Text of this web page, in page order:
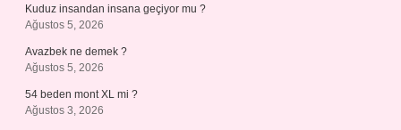
Kuduz insandan insana geçiyor mu ?
Ağustos 5, 2026
Avazbek ne demek ?
Ağustos 5, 2026
54 beden mont XL mi ?
Ağustos 3, 2026